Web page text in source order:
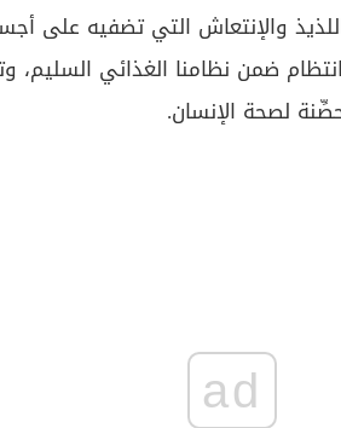
والإنتعاش التي تضفيه على
ضمن نظامنا الغذائي السليم،
لصحة الإنسان.
ad